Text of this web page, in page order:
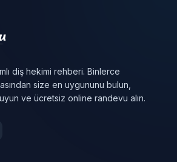
diş hekimi rehberi. Binlerce
size en uygununu bulun,
ve ücretsiz online randevu alın.